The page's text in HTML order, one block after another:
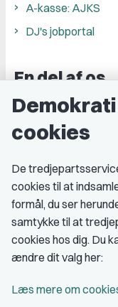
A-kasse: AJKS
DJ's jobportal
En del af os
Grupper og kredse
Fordele som
Kontingent
cookies
De
cookies til at
formål, du ser
samtykke til at
cookies hos dig. Du
ændre dit valg her:
Læs mere om